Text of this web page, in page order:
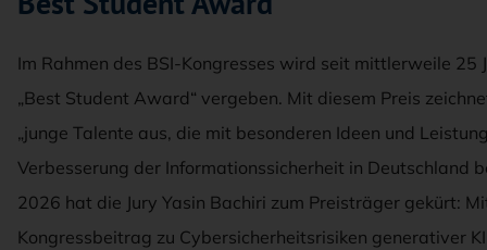
Im Rahmen des BSI-Kongresses wird seit mittlerweile 25
„Best Student Award“ vergeben. Mit diesem Preis
„junge Talente aus, die mit besonderen Ideen und
Verbesserung der Informationssicherheit in Deutschland
2026 hat die Jury Yasin Bachiri zum Preisträger gekürt:
Kongressbeitrag zu Cybersicherheitsrisiken generativer